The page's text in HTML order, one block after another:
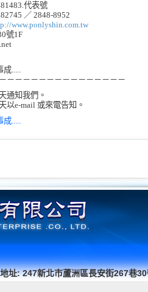
代表號
／ 2848-8952
www.ponlyshin.com.tw
號1F
成.....
－－－－－－－－－－－－－－－
通知我們。
以e-mail 或來電告知。
成.....
址: 247新北市蘆洲區長安街267